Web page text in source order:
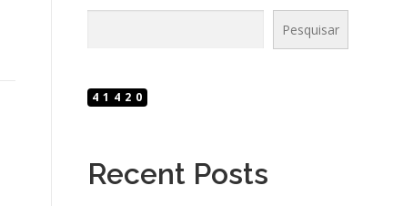
Pesquisar
41420
Recent Posts